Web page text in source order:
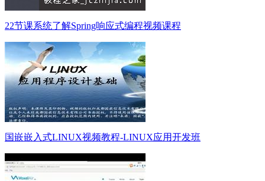
22节课系统了解Spring响应式编程视频课程
国嵌嵌入式LINUX视频教程-LINUX应用开发班